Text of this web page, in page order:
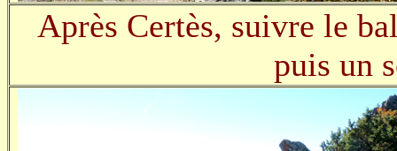
Après Certès, suivre le
puis un